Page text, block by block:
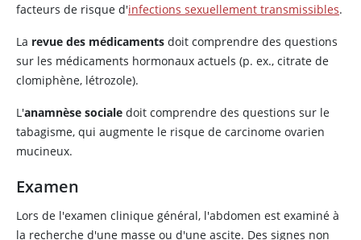
facteurs de risque d'infections sexuellement transmissibles.
La revue des médicaments doit comprendre des questions
sur les médicaments hormonaux actuels (p. ex., citrate de
clomiphène, létrozole).
L'anamnèse sociale doit comprendre des questions sur le
tabagisme, qui augmente le risque de carcinome ovarien
mucineux.
Examen
Lors de l'examen clinique général, l'abdomen est examiné à
la recherche d'une masse ou d'une ascite. Des signes non